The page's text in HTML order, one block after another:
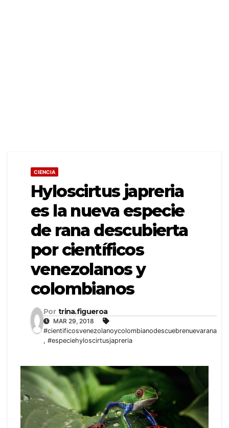
CIENCIA
Hyloscirtus japreria
es la nueva especie
de rana descubierta
por científicos
venezolanos y
colombianos
Por trina.figueroa
MAR 29, 2018
#cientificosvenezolanoycolombianodescuebrenuevarana
, #especiehyloscirtusjapreria